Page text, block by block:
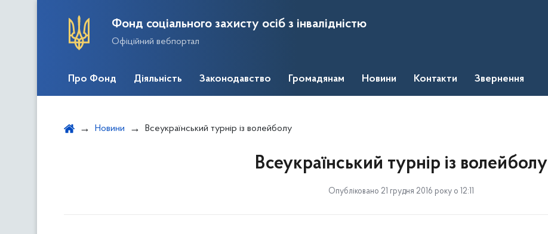
Фонд соціального захисту осіб з інвалідністю
Офіційний вебпортал
Про Фонд Діяльність Законодавство Громадянам Новини Контакти Звернення
Новини Всеукраїнський турнір із волейболу
Всеукраїнський турнір із волейболу
Опубліковано 21 грудня 2016 року о 12:11